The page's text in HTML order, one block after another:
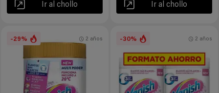
Ir al chollo Ir al chollo
-29% 2 años -30% 2 años